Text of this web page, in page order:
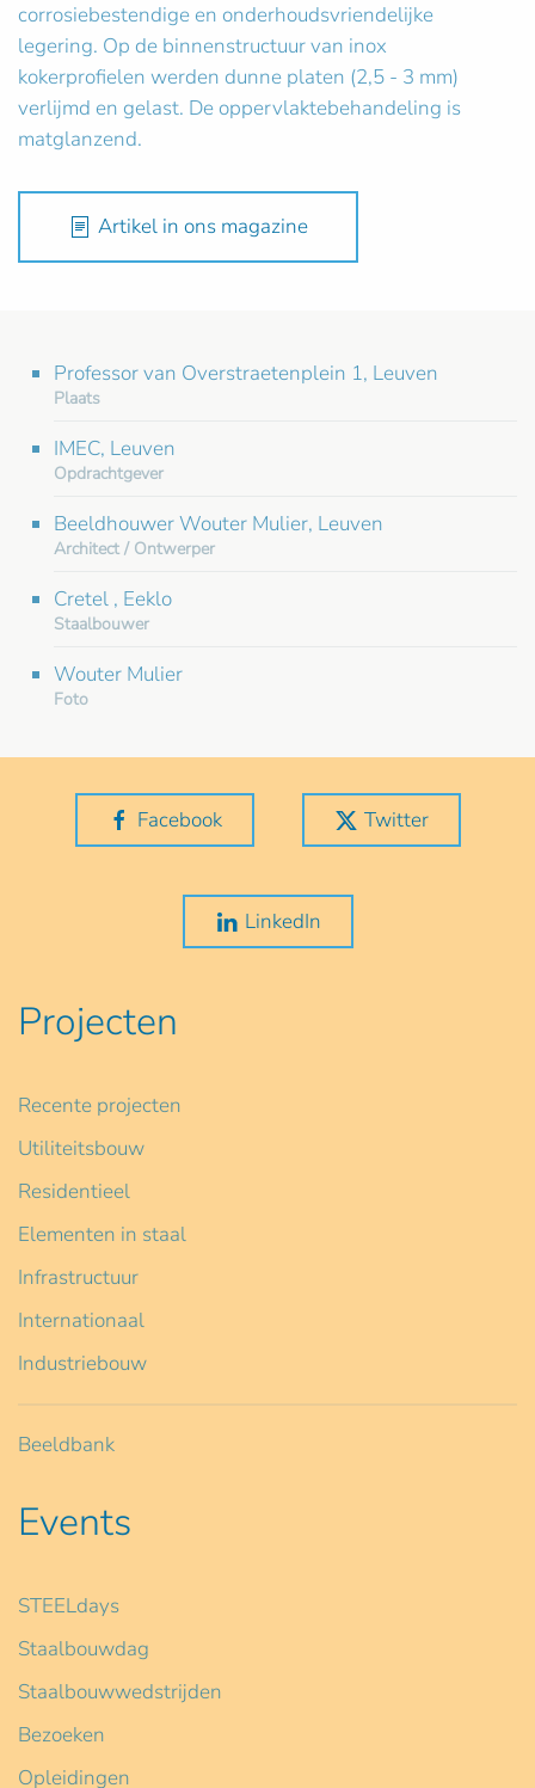
corrosiebestendige en onderhoudsvriendelijke
legering. Op de binnenstructuur van inox
kokerprofielen werden dunne platen (2,5 - 3 mm)
verlijmd en gelast. De oppervlaktebehandeling is
matglanzend.
Artikel in ons magazine
Professor van Overstraetenplein 1, Leuven
Plaats
IMEC, Leuven
Opdrachtgever
Beeldhouwer Wouter Mulier, Leuven
Architect / Ontwerper
Cretel , Eeklo
Staalbouwer
Wouter Mulier
Foto
Facebook Twitter
LinkedIn
Projecten
Recente projecten
Utiliteitsbouw
Residentieel
Elementen in staal
Infrastructuur
Internationaal
Industriebouw
Beeldbank
Events
STEELdays
Staalbouwdag
Staalbouwwedstrijden
Bezoeken
Opleidingen